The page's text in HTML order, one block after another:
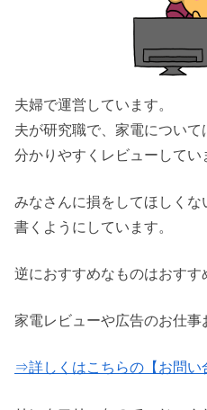
夫婦で運営しています。
夫が研究職で、家電について
分かりやすくレビューしてい
みなさんに損をしてほしく
書くようにしています。
逆におすすめなものはおすす
家電レビューや広告のお仕
⇒詳しくはこちらの【お問い